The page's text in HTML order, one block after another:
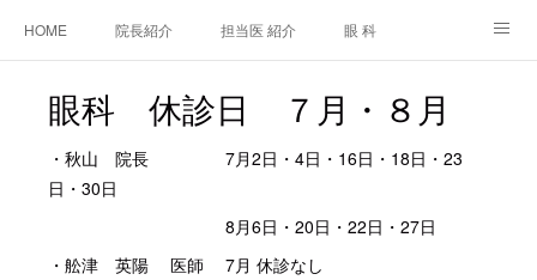
HOME 院長紹介 担当医 紹介 眼 科
アクセス
眼科 休診日 ７月・８月
・秋山 院長 7月2日・4日・16日・18日・23
日・30日
8月6日・20日・22日・27日
・舩津 英陽 医師 7月 休診なし